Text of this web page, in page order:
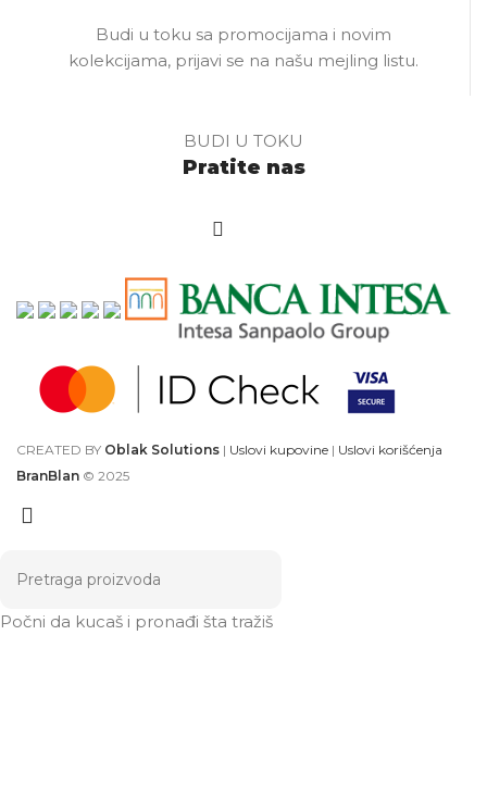
Budi u toku sa promocijama i novim
kolekcijama, prijavi se na našu mejling listu.
BUDI U TOKU
Pratite nas
CREATED BY Oblak Solutions | Uslovi kupovine | Uslovi korišćenja
BranBlan © 2025
Počni da kucaš i pronađi šta tražiš